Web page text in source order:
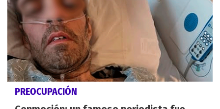
PREOCUPACIÓN